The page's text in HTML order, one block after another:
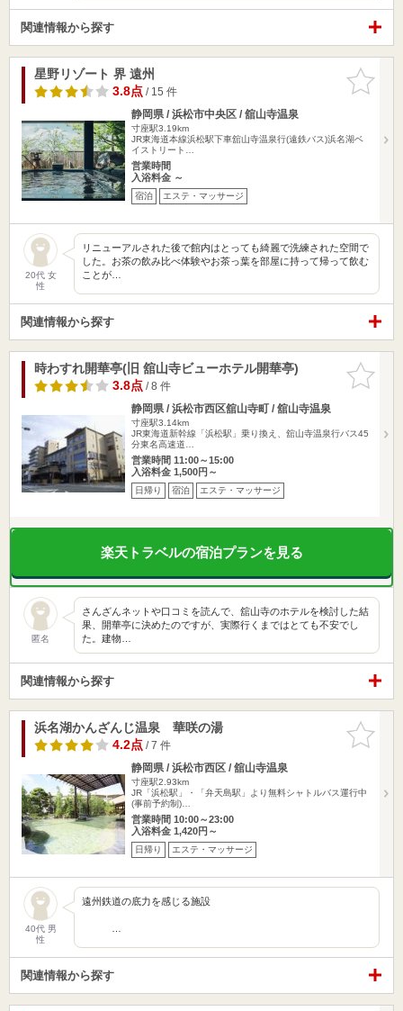
関連情報から探す
お気に入
りに追加
星野リゾート 界 遠州
3.8点/ 15 件
静岡県 / 浜松市中央区 / 舘山寺温泉
寸座駅3.19km
JR東海道本線浜松駅下車舘山寺温泉行(遠鉄バス)浜名湖ベ
イストリート…
営業時間
入浴料金 ～
宿泊 エステ・マッサージ
20代 女
性
リニューアルされた後で館内はとっても綺麗で洗練された空間で
した。お茶の飲み比べ体験やお茶っ葉を部屋に持って帰って飲む
ことが…
関連情報から探す
お気に入
りに追加
時わすれ開華亭(旧 舘山寺ビューホテル開華亭)
3.8点/ 8 件
静岡県 / 浜松市西区舘山寺町 / 舘山寺温泉
寸座駅3.14km
JR東海道新幹線「浜松駅」乗り換え、舘山寺温泉行バス45
分東名高速道…
営業時間 11:00～15:00
入浴料金 1,500円～
日帰り 宿泊 エステ・マッサージ
楽天トラベルの宿泊プランを見る
匿名
さんざんネットや口コミを読んで、舘山寺のホテルを検討した結
果、開華亭に決めたのですが、実際行くまではとても不安でし
た。建物…
関連情報から探す
お気に入
りに追加
浜名湖かんざんじ温泉 華咲の湯
4.2点/ 7 件
静岡県 / 浜松市西区 / 舘山寺温泉
寸座駅2.93km
JR「浜松駅」・「弁天島駅」より無料シャトルバス運行中
(事前予約制)…
営業時間 10:00～23:00
入浴料金 1,420円～
日帰り エステ・マッサージ
40代 男
性
遠州鉄道の底力を感じる施設
関連情報から探す